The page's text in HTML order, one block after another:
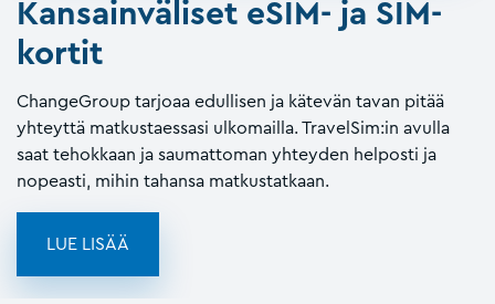
Kansainväliset eSIM- ja SIM-
kortit
ChangeGroup tarjoaa edullisen ja kätevän tavan pitää
yhteyttä matkustaessasi ulkomailla. TravelSim:in avulla
saat tehokkaan ja saumattoman yhteyden helposti ja
nopeasti, mihin tahansa matkustatkaan.
LUE LISÄÄ